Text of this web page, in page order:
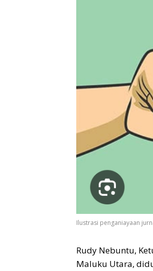
Ilustrasi penganiayaan
Rudy Nebuntu,
Maluku Utara,